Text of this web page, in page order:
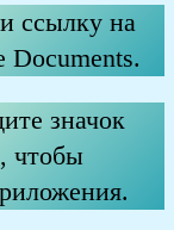
ссылку на
Documents.
значок
чтобы